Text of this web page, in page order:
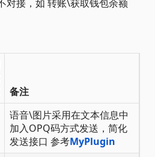
对接，如 转账\获取钱包余额
备注
语音\图片采用在文本信息中
加入OPQ码方式发送，简化
发送接口 参考MyPlugin